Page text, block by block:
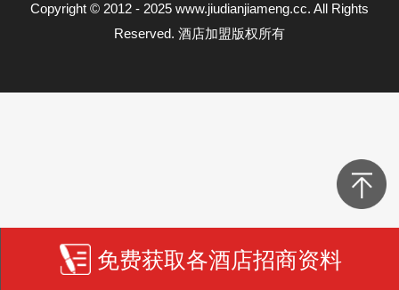
Copyright © 2012 - 2025 www.jiudianjiameng.cc. All Rights
Reserved. 酒店加盟版权所有
免费获取各酒店招商资料